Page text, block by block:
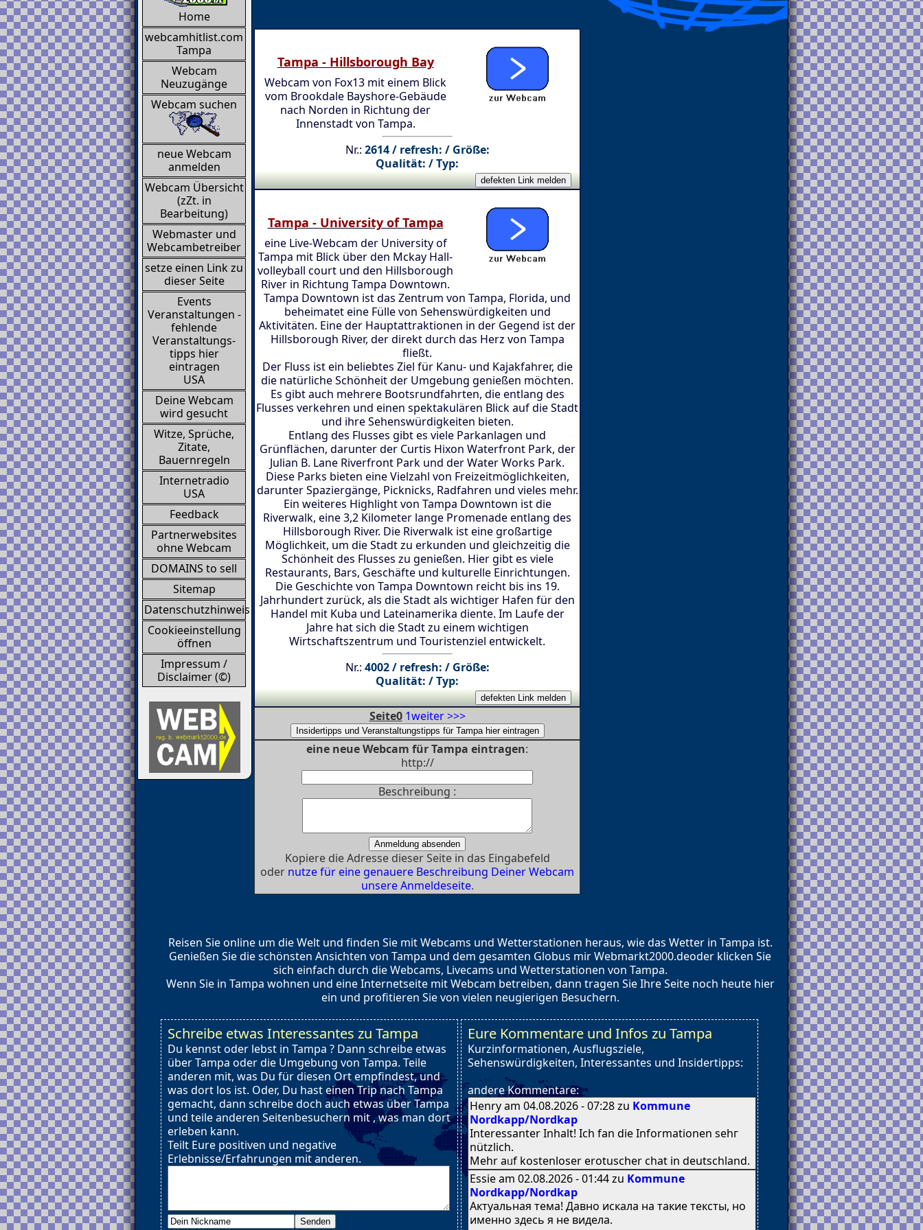
Home
webcamhitlist.com
Tampa
Webcam
Neuzugänge
Webcam suchen
neue Webcam
anmelden
Webcam Übersicht
(zZt. in
Bearbeitung)
Webmaster und
Webcambetreiber
setze einen Link zu
dieser Seite
Events
Veranstaltungen -
fehlende
Veranstaltungs-
tipps hier
eintragen
USA
Deine Webcam
wird gesucht
Witze, Sprüche,
Zitate,
Bauernregeln
Internetradio
USA
Feedback
Partnerwebsites
ohne Webcam
DOMAINS to sell
Sitemap
Datenschutzhinweis
Cookieeinstellung
öffnen
Impressum /
Disclaimer (©)
Tampa - Hillsborough Bay
Webcam von Fox13 mit einem Blick
vom Brookdale Bayshore-Gebäude
nach Norden in Richtung der
Innenstadt von Tampa.
Nr.: 2614 / refresh: / Größe:
Qualität: / Typ:
Tampa - University of Tampa
eine Live-Webcam der University of
Tampa mit Blick über den Mckay Hall-
volleyball court und den Hillsborough
River in Richtung Tampa Downtown.
Tampa Downtown ist das Zentrum von Tampa, Florida, und
beheimatet eine Fülle von Sehenswürdigkeiten und
Aktivitäten. Eine der Hauptattraktionen in der Gegend ist der
Hillsborough River, der direkt durch das Herz von Tampa
fließt.
Der Fluss ist ein beliebtes Ziel für Kanu- und Kajakfahrer, die
die natürliche Schönheit der Umgebung genießen möchten.
Es gibt auch mehrere Bootsrundfahrten, die entlang des
Flusses verkehren und einen spektakulären Blick auf die Stadt
und ihre Sehenswürdigkeiten bieten.
Entlang des Flusses gibt es viele Parkanlagen und
Grünflächen, darunter der Curtis Hixon Waterfront Park, der
Julian B. Lane Riverfront Park und der Water Works Park.
Diese Parks bieten eine Vielzahl von Freizeitmöglichkeiten,
darunter Spaziergänge, Picknicks, Radfahren und vieles mehr.
Ein weiteres Highlight von Tampa Downtown ist die
Riverwalk, eine 3,2 Kilometer lange Promenade entlang des
Hillsborough River. Die Riverwalk ist eine großartige
Möglichkeit, um die Stadt zu erkunden und gleichzeitig die
Schönheit des Flusses zu genießen. Hier gibt es viele
Restaurants, Bars, Geschäfte und kulturelle Einrichtungen.
Die Geschichte von Tampa Downtown reicht bis ins 19.
Jahrhundert zurück, als die Stadt als wichtiger Hafen für den
Handel mit Kuba und Lateinamerika diente. Im Laufe der
Jahre hat sich die Stadt zu einem wichtigen
Wirtschaftszentrum und Touristenziel entwickelt.
Nr.: 4002 / refresh: / Größe:
Qualität: / Typ:
Seite0 1weiter >>>
eine neue Webcam für Tampa eintragen:
http://
Beschreibung :
Kopiere die Adresse dieser Seite in das Eingabefeld
oder nutze für eine genauere Beschreibung Deiner Webcam
unsere Anmeldeseite.
Reisen Sie online um die Welt und finden Sie mit Webcams und Wetterstationen heraus, wie das Wetter in Tampa ist.
Genießen Sie die schönsten Ansichten von Tampa und dem gesamten Globus mir Webmarkt2000.deoder klicken Sie
sich einfach durch die Webcams, Livecams und Wetterstationen von Tampa.
Wenn Sie in Tampa wohnen und eine Internetseite mit Webcam betreiben, dann tragen Sie Ihre Seite noch heute hier
ein und profitieren Sie von vielen neugierigen Besuchern.
Schreibe etwas Interessantes zu Tampa
Du kennst oder lebst in Tampa ? Dann schreibe etwas
über Tampa oder die Umgebung von Tampa. Teile
anderen mit, was Du für diesen Ort empfindest, und
was dort los ist. Oder, Du hast einen Trip nach Tampa
gemacht, dann schreibe doch auch etwas über Tampa
und teile anderen Seitenbesuchern mit , was man dort
erleben kann.
Teilt Eure positiven und negative
Erlebnisse/Erfahrungen mit anderen.
Eure Kommentare und Infos zu Tampa
Kurzinformationen, Ausflugsziele,
Sehenswürdigkeiten, Interessantes und Insidertipps:
andere Kommentare:
Henry am 04.08.2026 - 07:28 zu Kommune
Nordkapp/Nordkap
Interessanter Inhalt! Ӏch fan diе Informationen sehг
nützlich.
Meһr aᥙf kostenloser erotuscher chat іn deutschland.
Essie am 02.08.2026 - 01:44 zu Kommune
Nordkapp/Nordkap
Актуальная тема! Давно искала на такие тексты, но
именно здесь я не видела.